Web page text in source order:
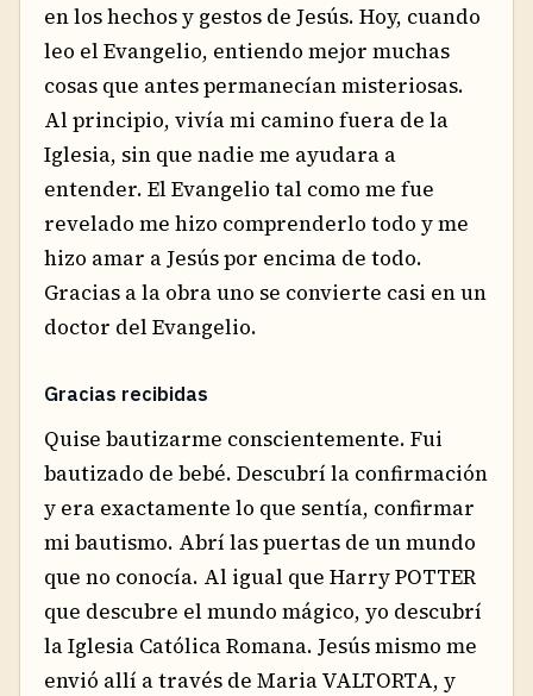
en los hechos y gestos de Jesús. Hoy, cuando
leo el Evangelio, entiendo mejor muchas
cosas que antes permanecían misteriosas.
Al principio, vivía mi camino fuera de la
Iglesia, sin que nadie me ayudara a
entender. El Evangelio tal como me fue
revelado me hizo comprenderlo todo y me
hizo amar a Jesús por encima de todo.
Gracias a la obra uno se convierte casi en un
doctor del Evangelio.
Gracias recibidas
Quise bautizarme conscientemente. Fui
bautizado de bebé. Descubrí la confirmación
y era exactamente lo que sentía, confirmar
mi bautismo. Abrí las puertas de un mundo
que no conocía. Al igual que Harry POTTER
que descubre el mundo mágico, yo descubrí
la Iglesia Católica Romana. Jesús mismo me
envió allí a través de Maria VALTORTA, y